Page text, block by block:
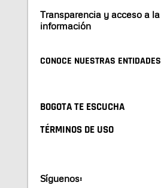
Transparencia y acceso a la
información
CONOCE NUESTRAS ENTIDADES
BOGOTA TE ESCUCHA
TÉRMINOS DE USO
Síguenos: